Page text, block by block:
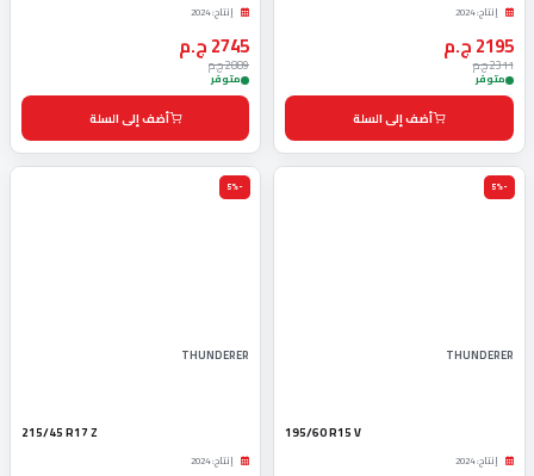
إنتاج: 2024
2195 ج.م
2311 ج.م
متوفر
أضف إلى السلة
إنتاج: 2024
2745 ج.م
2889 ج.م
متوفر
أضف إلى السلة
-5%
THUNDERER
195/60 R15 V
إنتاج: 2024
-5%
THUNDERER
215/45 R17 Z
إنتاج: 2024